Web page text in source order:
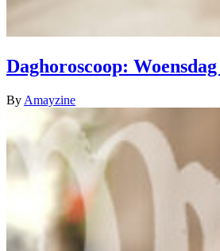
Daghoroscoop:
By Amayzine